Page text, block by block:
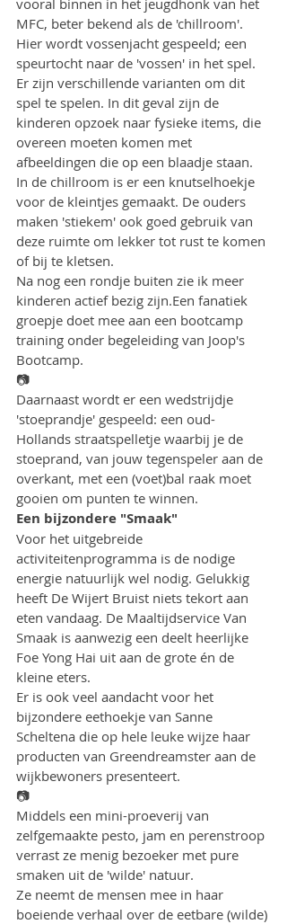
vooral binnen in het jeugdhonk van het
MFC, beter bekend als de 'chillroom'.
Hier wordt vossenjacht gespeeld; een
speurtocht naar de 'vossen' in het spel.
Er zijn verschillende varianten om dit
spel te spelen. In dit geval zijn de
kinderen opzoek naar fysieke items, die
overeen moeten komen met
afbeeldingen die op een blaadje staan.
In de chillroom is er een knutselhoekje
voor de kleintjes gemaakt. De ouders
maken 'stiekem' ook goed gebruik van
deze ruimte om lekker tot rust te komen
of bij te kletsen.
Na nog een rondje buiten zie ik meer
kinderen actief bezig zijn.Een fanatiek
groepje doet mee aan een bootcamp
training onder begeleiding van Joop's
Bootcamp.
📷
Daarnaast wordt er een wedstrijdje
'stoeprandje' gespeeld: een oud-
Hollands straatspelletje waarbij je de
stoeprand, van jouw tegenspeler aan de
overkant, met een (voet)bal raak moet
gooien om punten te winnen.
Een bijzondere "Smaak"
Voor het uitgebreide
activiteitenprogramma is de nodige
energie natuurlijk wel nodig. Gelukkig
heeft De Wijert Bruist niets tekort aan
eten vandaag. De Maaltijdservice Van
Smaak is aanwezig een deelt heerlijke
Foe Yong Hai uit aan de grote én de
kleine eters.
Er is ook veel aandacht voor het
bijzondere eethoekje van Sanne
Scheltena die op hele leuke wijze haar
producten van Greendreamster aan de
wijkbewoners presenteert.
📷
Middels een mini-proeverij van
zelfgemaakte pesto, jam en perenstroop
verrast ze menig bezoeker met pure
smaken uit de 'wilde' natuur.
Ze neemt de mensen mee in haar
boeiende verhaal over de eetbare (wilde)